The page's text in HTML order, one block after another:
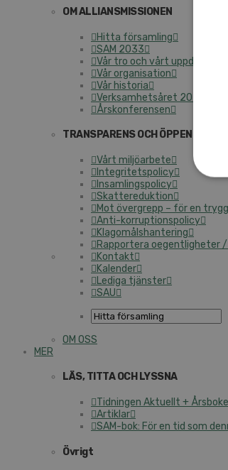
OM ALLIANSMISSIONEN
Hitta församling
SAM 2033
Vår tro och vårt uppdrag
Vår organisation
Vår historia
Verksamhetsåret 2025
Årskonferensen
TRANSPARENS OCH ÖPPENHET
Vårt miljöarbete
Integritetspolicy
Insamlingspolicy
Skattereduktion
Mot övergrepp – för en
Anti-korruptionspolicy
Klagomålshantering
Rapportera oegentligheter
Kontakt
Kalender
Lediga tjänster
SAU
OM OSS
MER
LÄS, TITTA OCH LYSSNA
Tidningen Aktuellt +
Artiklar
SAM-bok: För en tid som
Övrigt